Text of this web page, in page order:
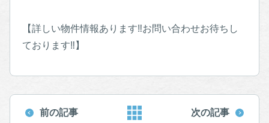
【詳しい物件情報あります‼︎お問い合わせお待ちし
ております‼︎】
前の記事 次の記事